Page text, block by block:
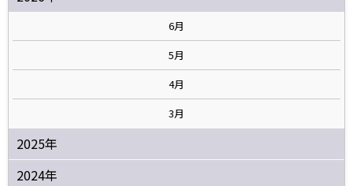
6月
5月
4月
3月
2025年
2024年